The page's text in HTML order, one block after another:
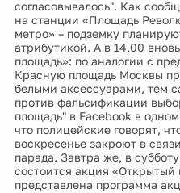
согласовывалось". Как
на станции «Площадь
метро» – подземку
атрибутикой. А в 14.00
площадь»: по аналогии с
Красную площадь Москвы
белыми аксессуарами, тем
против фальсификации
площадь" в Facebook в
что полицейские говорят,
воскресенье закроют в
парада. Завтра же, в
состоится акция
представлена программа